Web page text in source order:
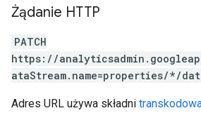
Żądanie HTTP
PATCH
https://
ataStream.name=properties/*/
Adres URL używa składni